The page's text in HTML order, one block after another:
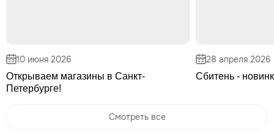
10 июня 2026
Открываем магазины в Санкт-
Петербурге!
28 апреля 2026
Сбитень -
Смотреть все